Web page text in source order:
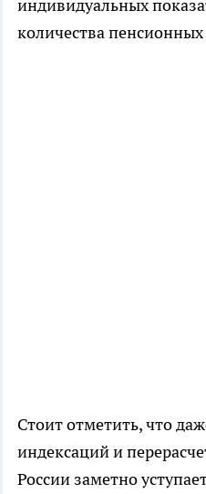
индивидуальных
количества
Стоит отметить, что
индексаций и
России заметно